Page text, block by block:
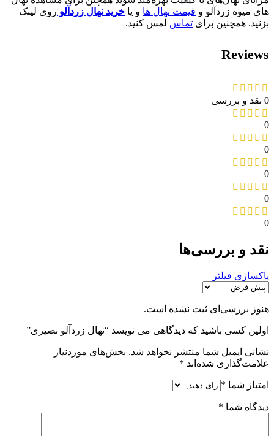
های میوه زردآلو و قیمت نهال ها و یا خرید نهال زردآلو روی لینک
بزنید. همچنین برای تماس لمس کنید.
Reviews
0 نقد و بررسی
0
0
0
0
0
نقد و بررسی‌ها
پاکسازی فیلتر
هنوز بررسی‌ای ثبت نشده است.
اولین کسی باشید که دیدگاهی می نویسد “نهال زردآلو نصیری”
نشانی ایمیل شما منتشر نخواهد شد. بخش‌های موردنیاز
علامت‌گذاری شده‌اند *
امتیاز شما *
دیدگاه شما *